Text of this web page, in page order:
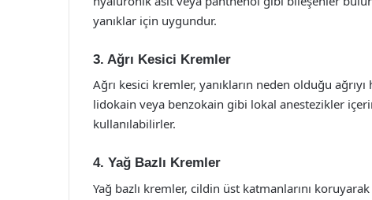
yanıklar için uygundur.
3. Ağrı Kesici Kremler
Ağrı kesici kremler, yanıkların neden olduğu
lidokain veya benzokain gibi lokal anestezikler
kullanılabilirler.
4. Yağ Bazlı Kremler
Yağ bazlı kremler, cildin üst katmanlarını